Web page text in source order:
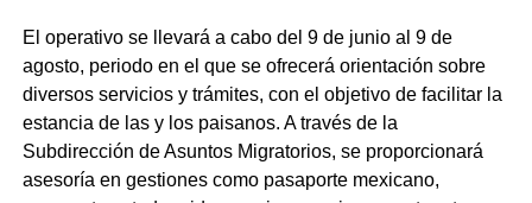
El operativo se llevará a cabo del 9 de junio al 9 de
agosto, periodo en el que se ofrecerá orientación sobre
diversos servicios y trámites, con el objetivo de facilitar la
estancia de las y los paisanos. A través de la
Subdirección de Asuntos Migratorios, se proporcionará
asesoría en gestiones como pasaporte mexicano,